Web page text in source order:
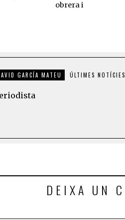
obrera i
GARCÍA MATEU ÚLTIMES NOTÍCIES
DEIXA UN